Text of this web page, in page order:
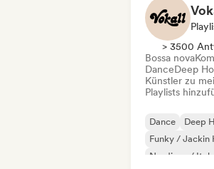
> 3500
Bossa nova
DanceDeep
Künstler zu
Playlists
Dance Deep
Funky / Jackin
Nu-disco / Italo